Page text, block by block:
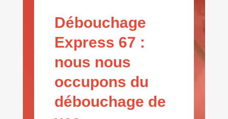
Débouchage
Express 67 :
nous nous
occupons du
débouchage de